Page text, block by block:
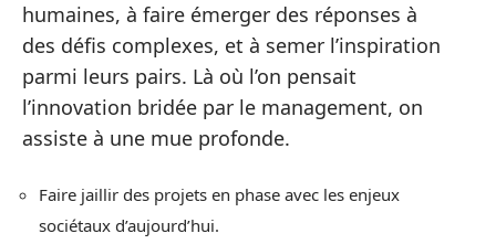
humaines, à faire émerger des réponses à
des défis complexes, et à semer l’inspiration
parmi leurs pairs. Là où l’on pensait
l’innovation bridée par le management, on
assiste à une mue profonde.
Faire jaillir des projets en phase avec les enjeux
sociétaux d’aujourd’hui.